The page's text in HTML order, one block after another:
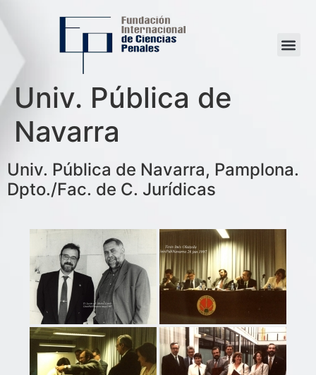
Univ. Pública de
Navarra
Univ. Pública de Navarra, Pamplona.
Dpto./Fac. de C. Jurídicas